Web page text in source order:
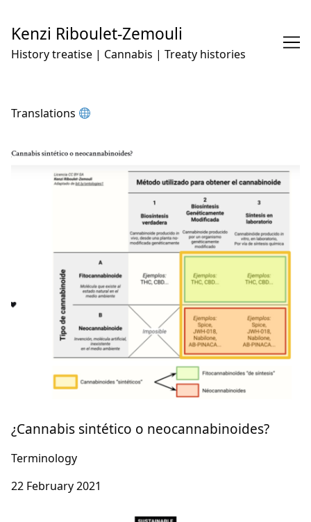
Content
Kenzi Riboulet-Zemouli
History treatise | Cannabis | Treaty histories
Translations
¿Cannabis sintético o neocannabinoides?
Terminology
22 February 2021